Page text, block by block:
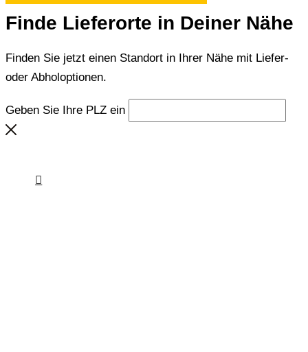
Finde Lieferorte in Deiner Nähe
Finden Sie jetzt einen Standort in Ihrer Nähe mit Liefer-
oder Abholoptionen.
Geben Sie Ihre PLZ ein